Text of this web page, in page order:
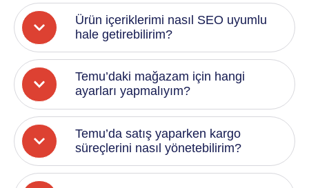
Ürün içeriklerimi nasıl SEO uyumlu
hale getirebilirim?
Temu’daki mağazam için hangi
ayarları yapmalıyım?
Temu’da satış yaparken kargo
süreçlerini nasıl yönetebilirim?